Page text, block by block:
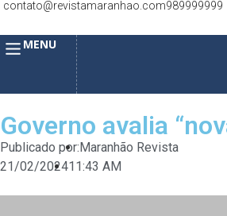
contato@revistamaranhao.com989999999
MENU
Governo avalia
Publicado por:Maranhão Revista
21/02/202411:43 AM